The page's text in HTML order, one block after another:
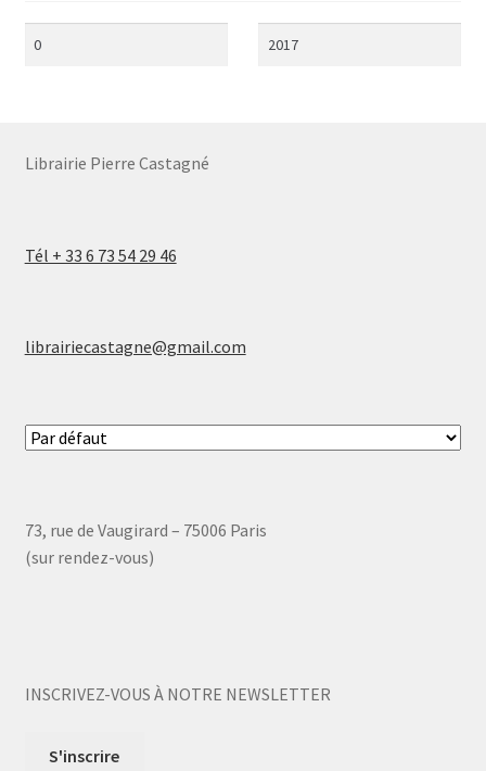
Librairie Pierre Castagné
Tél + 33 6 73 54 29 46
librairiecastagne@gmail.com
73, rue de Vaugirard – 75006 Paris
(sur rendez-vous)
INSCRIVEZ-VOUS À NOTRE NEWSLETTER
S'inscrire